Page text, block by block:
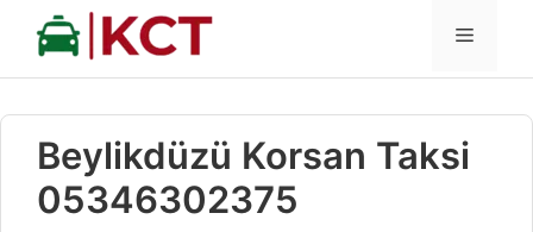
İçeriğe
MENÜ
Beylikdüzü Korsan Taksi
05346302375